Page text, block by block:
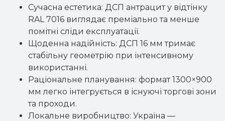
Сучасна естетика: ДСП антрацит у відтінку
RAL 7016 виглядає преміально та менше
помітні сліди експлуатації.
Щоденна надійність: ДСП 16 мм тримає
стабільну геометрію при інтенсивному
використанні.
Раціональне планування: формат 1300×900
мм легко інтегрується в існуючі торгові зони
та проходи.
Локальне виробництво: Україна —